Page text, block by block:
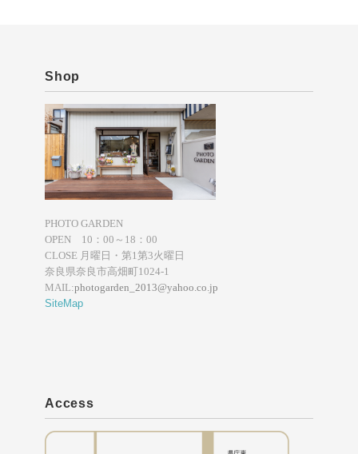
Shop
PHOTO GARDEN
OPEN 10：00～18：00
CLOSE 月曜日・第1第3火曜日
奈良県奈良市高畑町1024-1
MAIL:photogarden_2013@yahoo.co.jp
SiteMap
Access